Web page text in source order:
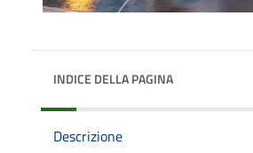
INDICE DELLA PAGINA
Descrizione